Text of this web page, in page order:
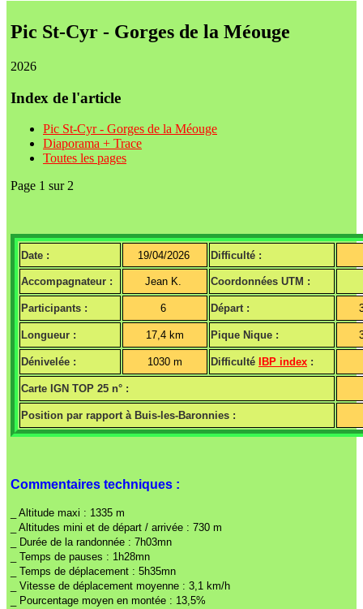
Pic St-Cyr - Gorges de la Méouge
2026
Index de l'article
Pic St-Cyr - Gorges de la Méouge
Diaporama + Trace
Toutes les pages
Page 1 sur 2
Date : 19/04/2026 Difficulté :
Accompagnateur : Jean K. Coordonnées UTM :
Participants : 6 Départ :
Longueur : 17,4 km Pique Nique :
Dénivelée : 1030 m Difficulté IBP index :
Carte IGN TOP 25 n° :
Position par rapport à Buis-les-Baronnies :
Commentaires techniques :
_ Altitude maxi : 1335 m
_ Altitudes mini et de départ / arrivée : 730 m
_ Durée de la randonnée : 7h03mn
_ Temps de pauses : 1h28mn
_ Temps de déplacement : 5h35mn
_ Vitesse de déplacement moyenne : 3,1 km/h
_ Pourcentage moyen en montée : 13,5%